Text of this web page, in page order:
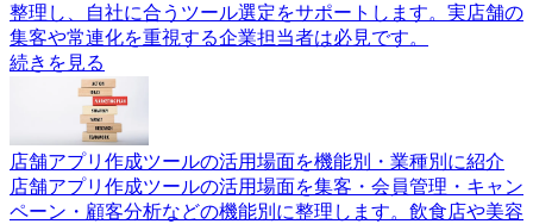
整理し、自社に合うツール選定をサポートします。実店舗の
集客や常連化を重視する企業担当者は必見です。
続きを見る
店舗アプリ作成ツールの活用場面を機能別・業種別に紹介
店舗アプリ作成ツールの活用場面を集客・会員管理・キャン
ペーン・顧客分析などの機能別に整理します。飲食店や美容